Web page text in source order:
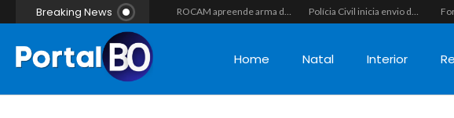
Breaking News ROCAM apreende arma de fogo calibre .357, munições e drogas durante patrulhamento no bairro Santos Reis Polícia Civil inicia envio de intimações para recuperar celulares furtados ou roubados no RN, mas cobrança recai sobre o consumidor na ponta mais fraca
Home Natal Interior